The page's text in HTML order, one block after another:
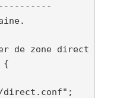
de zone direct
{